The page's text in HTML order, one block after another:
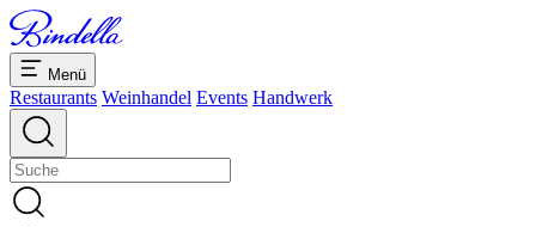
Menü
Restaurants Weinhandel Events Handwerk